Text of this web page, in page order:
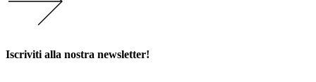
Iscriviti alla nostra newsletter!